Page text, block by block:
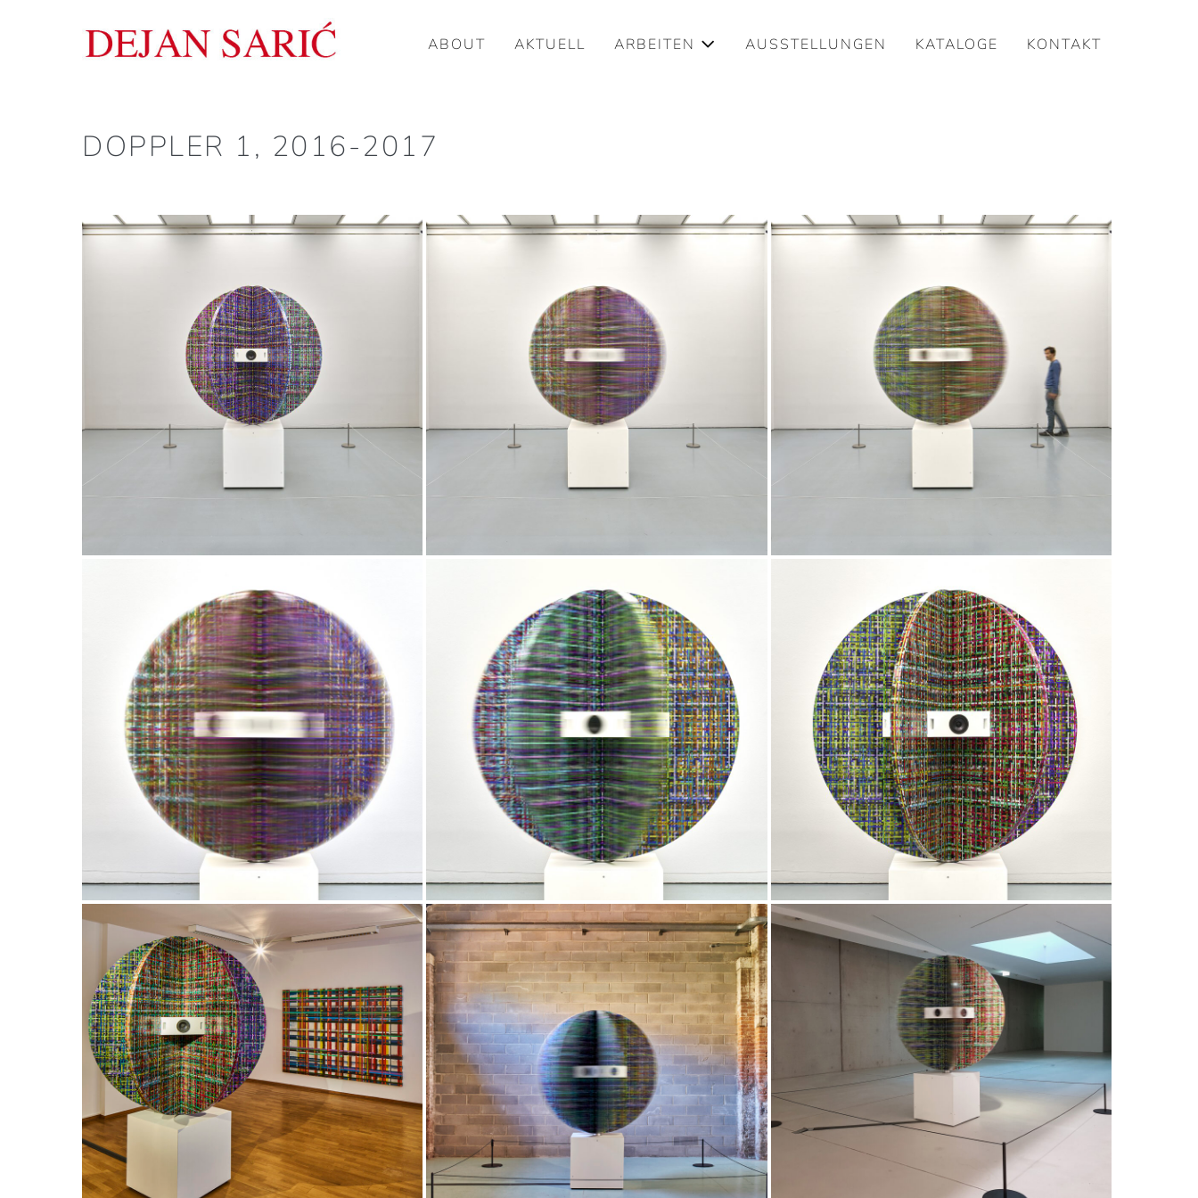
ABOUT AKTUELL ARBEITEN AUSSTELLUNGEN KATALOGE KONTAKT
DOPPLER 1, 2016-2017